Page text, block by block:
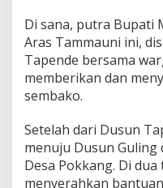
Di sana, putra Bupati
Aras Tammauni ini,
Tapende bersama
memberikan dan
sembako.
Setelah dari Dusun
menuju Dusun Guling
Desa Pokkang. Di
menyerahkan